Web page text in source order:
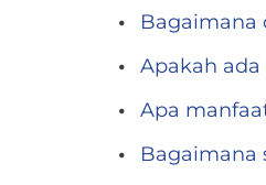
Bagaimana
Apakah
Apa
Bagaimana